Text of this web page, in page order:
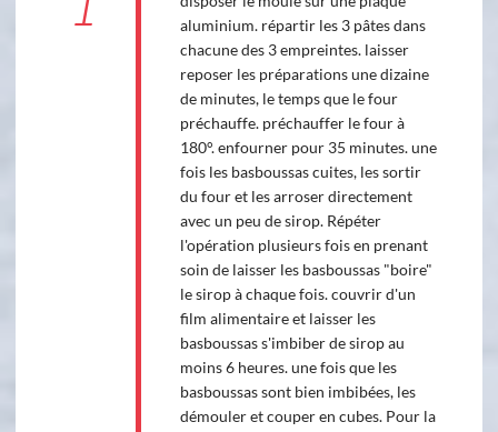
aluminium. répartir les 3 pâtes dans
chacune des 3 empreintes. laisser
reposer les préparations une dizaine
de minutes, le temps que le four
préchauffe. préchauffer le four à
180°. enfourner pour 35 minutes. une
fois les basboussas cuites, les sortir
du four et les arroser directement
avec un peu de sirop. Répéter
l'opération plusieurs fois en prenant
soin de laisser les basboussas "boire"
le sirop à chaque fois. couvrir d'un
film alimentaire et laisser les
basboussas s'imbiber de sirop au
moins 6 heures. une fois que les
basboussas sont bien imbibées, les
démouler et couper en cubes. Pour la